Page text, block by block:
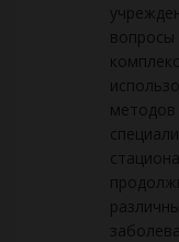
вопросы
методов